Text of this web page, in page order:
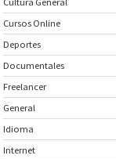
Cursos Online
Deportes
Documentales
Freelancer
General
Idioma
Internet